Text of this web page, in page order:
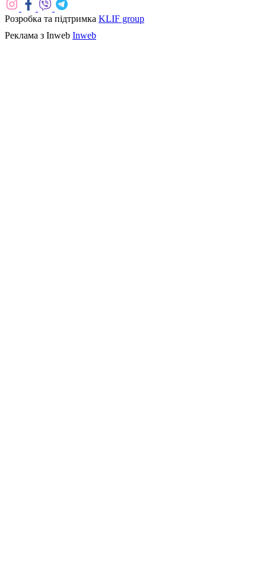
Розробка та підтримка KLIF group
Реклама з Inweb Inweb